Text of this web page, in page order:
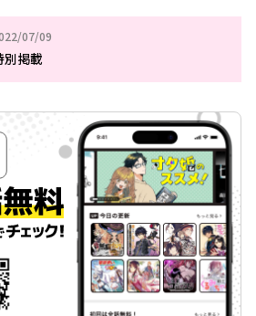
！
、判定開始！
07/09
年07月09日
別掲載